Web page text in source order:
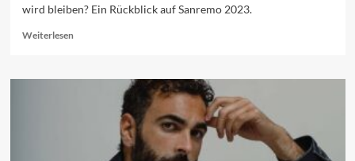
wird bleiben? Ein Rückblick auf Sanremo 2023.
WeiterlesenRead
Sanremo